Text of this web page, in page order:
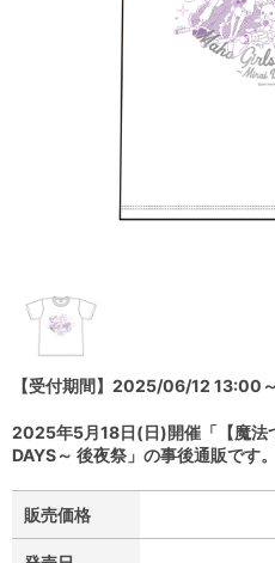
【受付期間】2025/06/12
2025年5月18日(日)開催「【魔法
DAYS～ 後夜祭」の事後通販です。
販売価格